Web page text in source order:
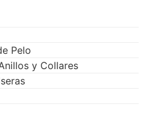
Pelo
y Collares